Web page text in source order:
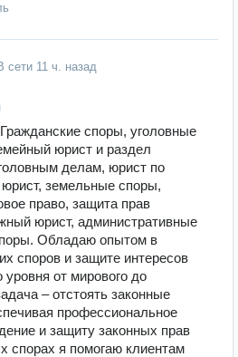
сети 11 ч. назад
споры, уголовные
юрист и раздел
делам, юрист по
земельные споры,
право, защита прав
юрист, административные
Обладаю опытом в
споров и защите интересов
от мирового до
– отстоять законные
профессиональное
и защиту законных прав
спорах я помогаю клиентам